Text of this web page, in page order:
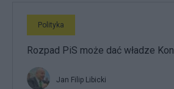
Polityka
Rozpad PiS może dać władze
Jan Filip Libicki